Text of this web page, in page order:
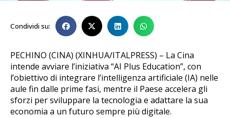
Condividi su:
PECHINO (CINA) (XINHUA/ITALPRESS) – La Cina
intende avviare l’iniziativa “AI Plus Education”, con
l’obiettivo di integrare l’intelligenza artificiale (IA) nelle
aule fin dalle prime fasi, mentre il Paese accelera gli
sforzi per sviluppare la tecnologia e adattare la sua
economia a un futuro sempre più digitale.